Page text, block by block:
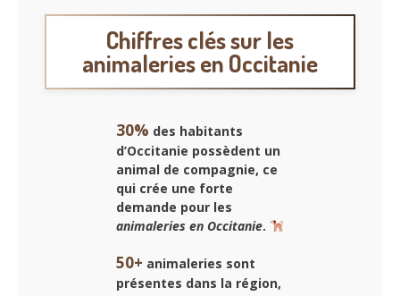
Chiffres clés sur les
animaleries en Occitanie
30% des habitants
d’Occitanie possèdent un
animal de compagnie, ce
qui crée une forte
demande pour les
animaleries en Occitanie.
50+ animaleries sont
présentes dans la région,